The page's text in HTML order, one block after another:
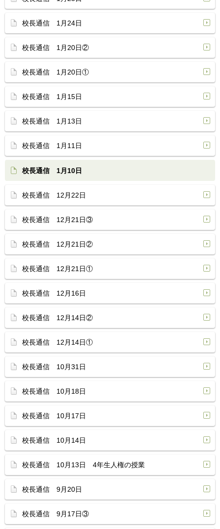
校長通信 1月24日
校長通信 1月20日②
校長通信 1月20日①
校長通信 1月15日
校長通信 1月13日
校長通信 1月11日
校長通信 1月10日
校長通信 12月22日
校長通信 12月21日③
校長通信 12月21日②
校長通信 12月21日①
校長通信 12月16日
校長通信 12月14日②
校長通信 12月14日①
校長通信 10月31日
校長通信 10月18日
校長通信 10月17日
校長通信 10月14日
校長通信 10月13日 4年生人権の授業
校長通信 9月20日
校長通信 9月17日③